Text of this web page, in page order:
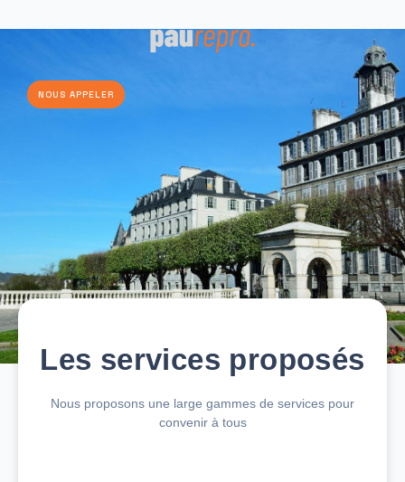
NOUS APPELER
Les services proposés
Nous proposons une large gammes de services pour
convenir à tous